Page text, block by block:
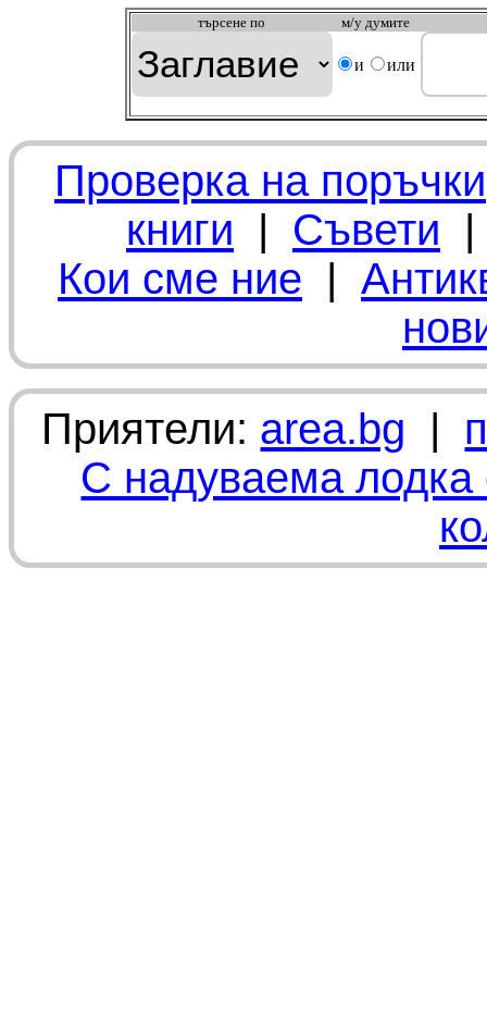
търсeне по м/у думите
и или
Проверка на поръчки
книги | Съвети
Кои сме ние |
Приятели: area.bg |
С надуваема лодка